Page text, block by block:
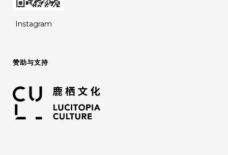
Instagram
赞助与支持